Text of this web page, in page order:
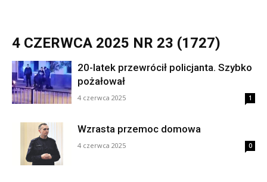
4 CZERWCA 2025 NR 23 (1727)
20-latek przewrócił policjanta. Szybko
pożałował
4 czerwca 2025 1
Wzrasta przemoc domowa
4 czerwca 2025 0